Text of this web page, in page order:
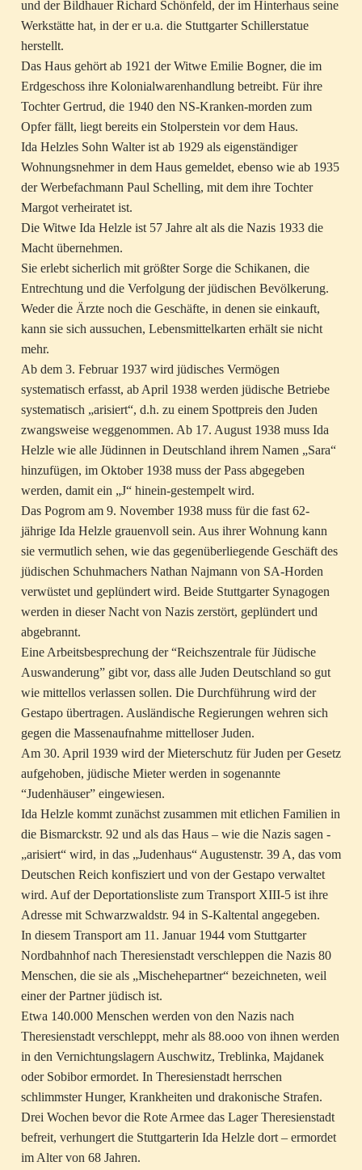
und der Bildhauer Richard Schönfeld, der im Hinterhaus seine
Werkstätte hat, in der er u.a. die Stuttgarter Schillerstatue
herstellt.
Das Haus gehört ab 1921 der Witwe Emilie Bogner, die im
Erdgeschoss ihre Kolonialwarenhandlung betreibt. Für ihre
Tochter Gertrud, die 1940 den NS-Kranken-morden zum
Opfer fällt, liegt bereits ein Stolperstein vor dem Haus.
Ida Helzles Sohn Walter ist ab 1929 als eigenständiger
Wohnungsnehmer in dem Haus gemeldet, ebenso wie ab 1935
der Werbefachmann Paul Schelling, mit dem ihre Tochter
Margot verheiratet ist.
Die Witwe Ida Helzle ist 57 Jahre alt als die Nazis 1933 die
Macht übernehmen.
Sie erlebt sicherlich mit größter Sorge die Schikanen, die
Entrechtung und die Verfolgung der jüdischen Bevölkerung.
Weder die Ärzte noch die Geschäfte, in denen sie einkauft,
kann sie sich aussuchen, Lebensmittelkarten erhält sie nicht
mehr.
Ab dem 3. Februar 1937 wird jüdisches Vermögen
systematisch erfasst, ab April 1938 werden jüdische Betriebe
systematisch „arisiert“, d.h. zu einem Spottpreis den Juden
zwangsweise weggenommen. Ab 17. August 1938 muss Ida
Helzle wie alle Jüdinnen in Deutschland ihrem Namen „Sara“
hinzufügen, im Oktober 1938 muss der Pass abgegeben
werden, damit ein „J“ hinein-gestempelt wird.
Das Pogrom am 9. November 1938 muss für die fast 62-
jährige Ida Helzle grauenvoll sein. Aus ihrer Wohnung kann
sie vermutlich sehen, wie das gegenüberliegende Geschäft des
jüdischen Schuhmachers Nathan Najmann von SA-Horden
verwüstet und geplündert wird. Beide Stuttgarter Synagogen
werden in dieser Nacht von Nazis zerstört, geplündert und
abgebrannt.
Eine Arbeitsbesprechung der “Reichszentrale für Jüdische
Auswanderung” gibt vor, dass alle Juden Deutschland so gut
wie mittellos verlassen sollen. Die Durchführung wird der
Gestapo übertragen. Ausländische Regierungen wehren sich
gegen die Massenaufnahme mittelloser Juden.
Am 30. April 1939 wird der Mieterschutz für Juden per Gesetz
aufgehoben, jüdische Mieter werden in sogenannte
“Judenhäuser” eingewiesen.
Ida Helzle kommt zunächst zusammen mit etlichen Familien in
die Bismarckstr. 92 und als das Haus – wie die Nazis sagen -
„arisiert“ wird, in das „Judenhaus“ Augustenstr. 39 A, das vom
Deutschen Reich konfisziert und von der Gestapo verwaltet
wird. Auf der Deportationsliste zum Transport XIII-5 ist ihre
Adresse mit Schwarzwaldstr. 94 in S-Kaltental angegeben.
In diesem Transport am 11. Januar 1944 vom Stuttgarter
Nordbahnhof nach Theresienstadt verschleppen die Nazis 80
Menschen, die sie als „Mischehepartner“ bezeichneten, weil
einer der Partner jüdisch ist.
Etwa 140.000 Menschen werden von den Nazis nach
Theresienstadt verschleppt, mehr als 88.ooo von ihnen werden
in den Vernichtungslagern Auschwitz, Treblinka, Majdanek
oder Sobibor ermordet. In Theresienstadt herrschen
schlimmster Hunger, Krankheiten und drakonische Strafen.
Drei Wochen bevor die Rote Armee das Lager Theresienstadt
befreit, verhungert die Stuttgarterin Ida Helzle dort – ermordet
im Alter von 68 Jahren.